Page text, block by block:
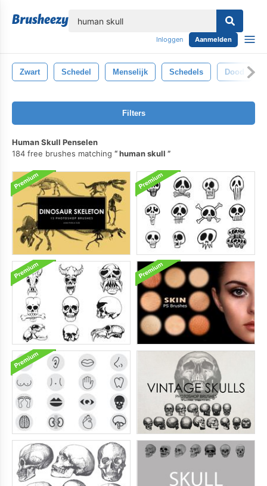
Inloggen Aanmelden
Zwart Schedel Menselijk Schedels Dood
Filters
Human Skull Penselen
184 free brushes matching
human skull